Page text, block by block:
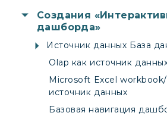
Создания
дашборда»
Источник данных База
Olap как источник
Microsoft Excel
источник данных
Базовая навигация